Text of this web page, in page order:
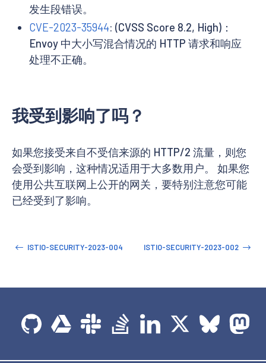
发生段错误。
CVE-2023-35944: (CVSS Score 8.2, High)：
Envoy 中大小写混合情况的 HTTP 请求和响应
处理不正确。
我受到影响了吗？
如果您接受来自不受信来源的 HTTP/2 流量，则您
会受到影响，这种情况适用于大多数用户。 如果您
使用公共互联网上公开的网关，要特别注意您可能
已经受到了影响。
ISTIO-SECURITY-2023-004 ISTIO-SECURITY-2023-002